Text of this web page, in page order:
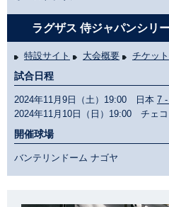
ラグザス 侍ジャパンシリ
特設サイト 大会概要 チケット
試合日程
2024年11月9日（土）19:00 日本 7
2024年11月10日（日）19:00 チェコ
開催球場
バンテリンドーム ナゴヤ